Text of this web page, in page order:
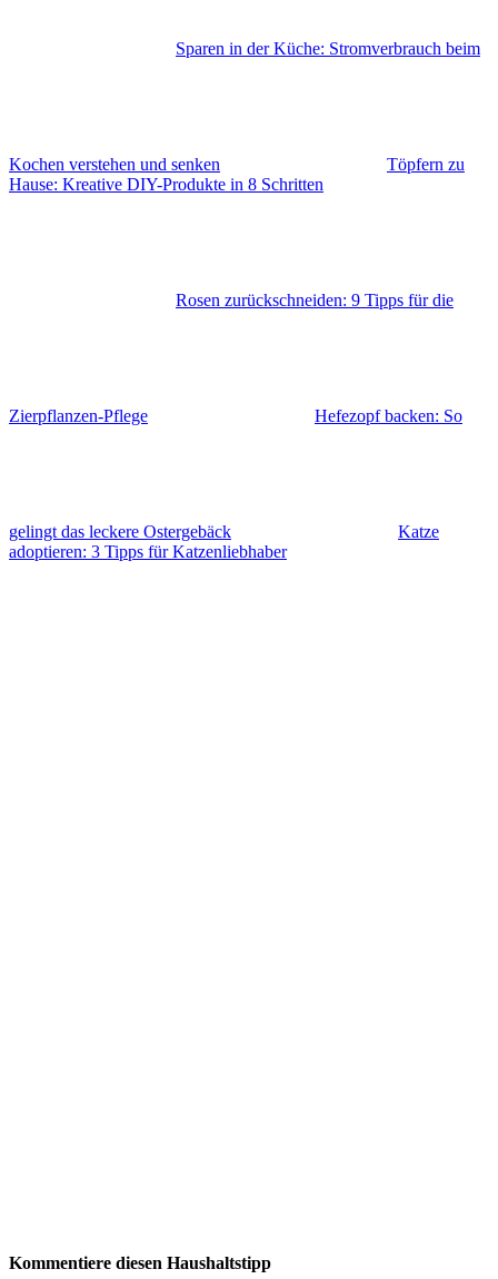
Sparen in der Küche: Stromverbrauch beim
Kochen verstehen und senken
Töpfern zu
Hause: Kreative DIY-Produkte in 8 Schritten
Rosen zurückschneiden: 9 Tipps für die
Zierpflanzen-Pflege Hefezopf backen: So
gelingt das leckere Ostergebäck
Katze
adoptieren: 3 Tipps für Katzenliebhaber
Kommentiere diesen Haushaltstipp